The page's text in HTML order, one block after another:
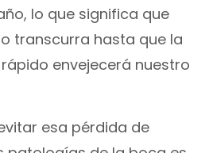
lo que significa que
transcurra hasta que la
envejecerá nuestro
esa pérdida de